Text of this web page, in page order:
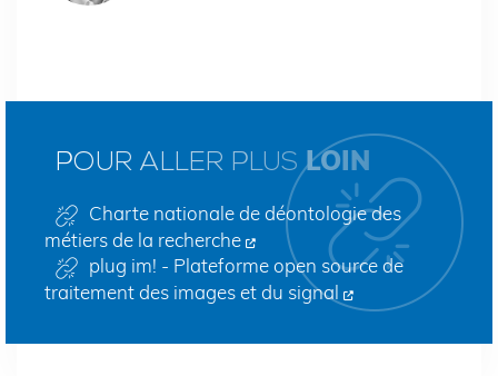
POUR ALLER PLUSLOIN
Charte nationale de déontologie des
métiers de la recherche
plug im! - Plateforme open source de
traitement des images et du signal